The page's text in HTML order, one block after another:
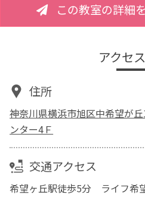
この教室の詳細
アクセ
住所
神奈川県横浜市旭区中希望が
ンター4Ｆ
交通アクセス
希望ヶ丘駅徒歩5分 ライフ希